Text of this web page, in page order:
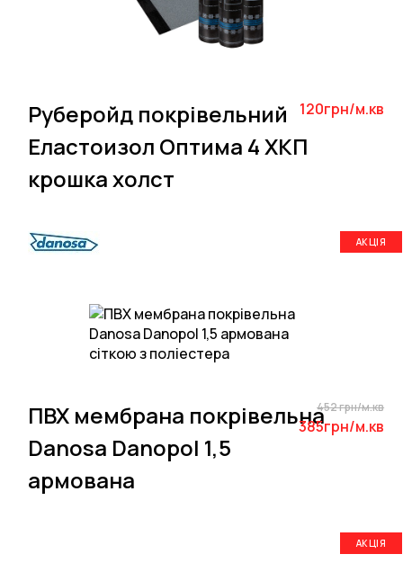
Руберойд покрівельний
Еластоизол Оптима 4 ХКП
крошка холст
120грн/м.кв
АКЦІЯ
ПВХ мембрана покрівельна
Danosa Danopol 1,5
армована
452 грн/м.кв
385грн/м.кв
АКЦІЯ